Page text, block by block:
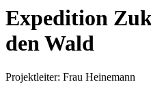
Expedition
den Wald
Projektleiter: Frau Heinemann